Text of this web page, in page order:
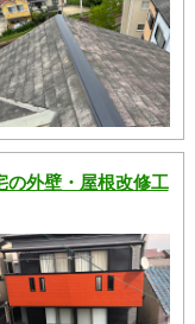
の外壁・屋根改修工